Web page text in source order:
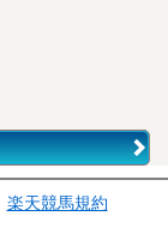
楽天競馬規約